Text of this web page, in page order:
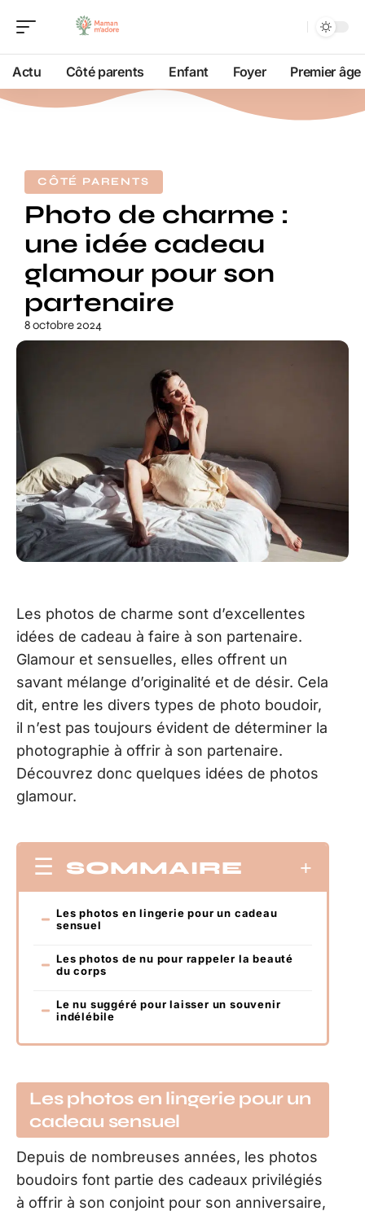
Actu Côté parents Enfant Foyer Premier âge
CÔTÉ PARENTS
Photo de charme :
une idée cadeau
glamour pour son
partenaire
8 octobre 2024
Les photos de charme sont d’excellentes
idées de cadeau à faire à son partenaire.
Glamour et sensuelles, elles offrent un
savant mélange d’originalité et de désir. Cela
dit, entre les divers types de photo boudoir,
il n’est pas toujours évident de déterminer la
photographie à offrir à son partenaire.
Découvrez donc quelques idées de photos
glamour.
SOMMAIRE
Les photos en lingerie pour un cadeau
sensuel
Les photos de nu pour rappeler la beauté
du corps
Le nu suggéré pour laisser un souvenir
indélébile
Les photos en lingerie pour un
cadeau sensuel
Depuis de nombreuses années, les photos
boudoirs font partie des cadeaux privilégiés
à offrir à son conjoint pour son anniversaire,